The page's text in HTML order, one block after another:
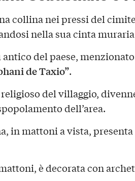
collina nei pressi del
nella sua cinta
del paese,
de Taxio”.
del villaggio,
dell’area.
in mattoni a vista,
è decorata con